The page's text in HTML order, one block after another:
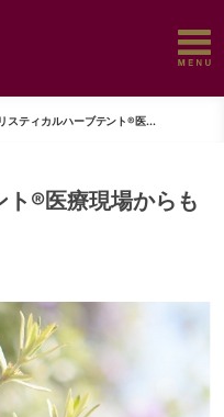
スティカルハーブテント®医...
®医療現場からも